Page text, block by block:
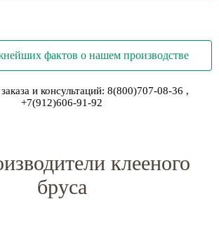
фактов о нашем производстве
и консультаций: 8(800)707-08-36 ,
+7(912)606-91-92
клееного
бруса